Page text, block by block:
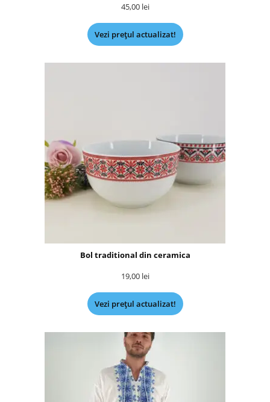
45,00 lei
Vezi prețul actualizat!
Bol traditional din ceramica
19,00 lei
Vezi prețul actualizat!